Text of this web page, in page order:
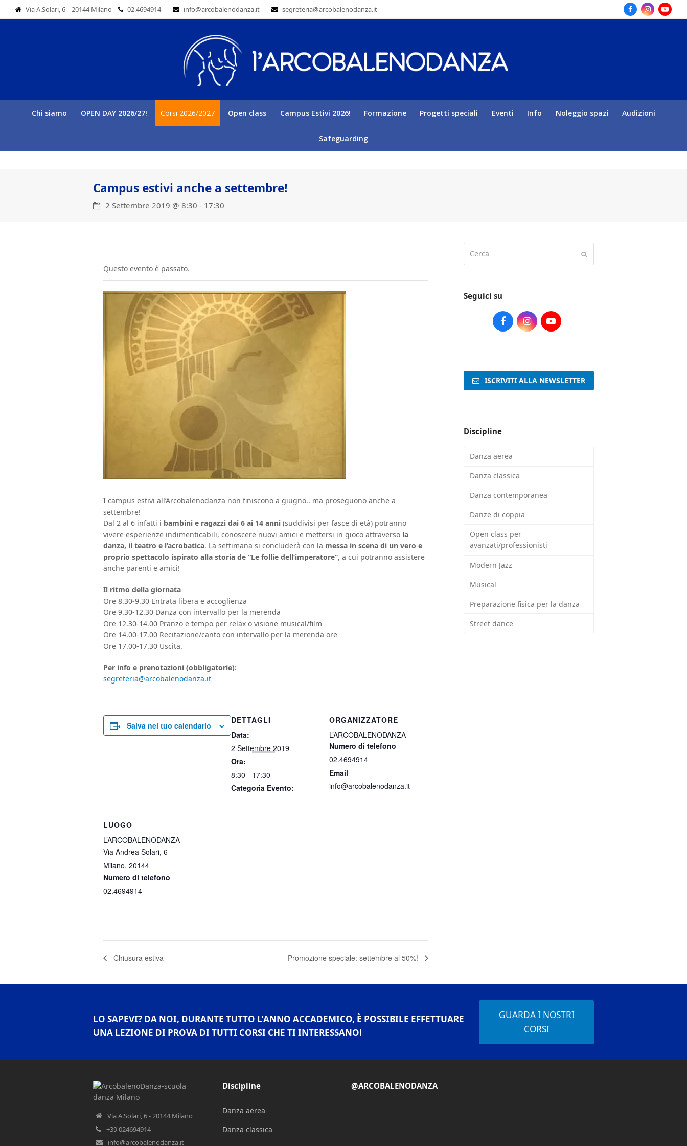
Via A.Solari, 6 – 20144 Milano 02.4694914 info@arcobalenodanza.it segreteria@arcobalenodanza.it FacebookInstagram
Chi siamo OPEN DAY 2026/27! Corsi 2026/2027 Open class Campus Estivi 2026! Formazione Progetti speciali Eventi Info Noleggio spazi Audizioni
Safeguarding
Campus estivi anche a settembre!
2 Settembre 2019 @ 8:30 - 17:30
Questo evento è passato.
I campus estivi all’Arcobalenodanza non finiscono a giugno.. ma proseguono anche a
settembre!
Dal 2 al 6 infatti i bambini e ragazzi dai 6 ai 14 anni (suddivisi per fasce di età) potranno
vivere esperienze indimenticabili, conoscere nuovi amici e mettersi in gioco attraverso la
danza, il teatro e l’acrobatica. La settimana si concluderà con la messa in scena di un vero e
proprio spettacolo ispirato alla storia de “Le follie dell’imperatore”, a cui potranno assistere
anche parenti e amici!
Il ritmo della giornata
Ore 8.30-9.30 Entrata libera e accoglienza
Ore 9.30-12.30 Danza con intervallo per la merenda
Ore 12.30-14.00 Pranzo e tempo per relax o visione musical/film
Ore 14.00-17.00 Recitazione/canto con intervallo per la merenda ore
Ore 17.00-17.30 Uscita.
Per info e prenotazioni (obbligatorie):
segreteria@arcobalenodanza.it
Salva nel tuo calendario
DETTAGLI
Data:
2 Settembre 2019
Ora:
8:30 - 17:30
Categoria Evento:
ORGANIZZATORE
L’ARCOBALENODANZA
Numero di telefono
02.4694914
Email
info@arcobalenodanza.it
LUOGO
L’ARCOBALENODANZA
Via Andrea Solari, 6
Milano, 20144
Numero di telefono
02.4694914
Chiusura estiva Promozione speciale: settembre al 50%!
Seguici su
FacebookInstagramYoutube
ISCRIVITI ALLA NEWSLETTER
Discipline
Danza aerea
Danza classica
Danza contemporanea
Danze di coppia
Open class per
avanzati/professionisti
Modern Jazz
Musical
Preparazione fisica per la danza
Street dance
LO SAPEVI? DA NOI, DURANTE TUTTO L’ANNO ACCADEMICO, È POSSIBILE EFFETTUARE
UNA LEZIONE DI PROVA DI TUTTI CORSI CHE TI INTERESSANO!
GUARDA I NOSTRI
CORSI
Via A.Solari, 6 - 20144 Milano
+39 024694914
info@arcobalenodanza.it
Discipline
Danza aerea
Danza classica
@ARCOBALENODANZA